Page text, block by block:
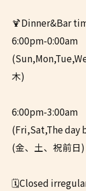
🍹Dinner&Bar
6:00pm-0:00am
木)
6:00pm-3:00am
(Fri,Sat,The day
(金、土、祝前日)
🗓️Closed